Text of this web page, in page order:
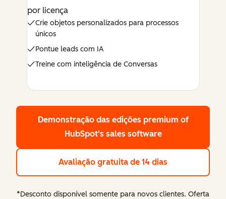
por licença
Crie objetos personalizados para processos
únicos
Pontue leads com IA
Treine com inteligência de Conversas
Demonstração das edições premium of
HubSpot's sales software
Avaliação gratuita de 14 dias
*Desconto disponível somente para novos clientes. Oferta